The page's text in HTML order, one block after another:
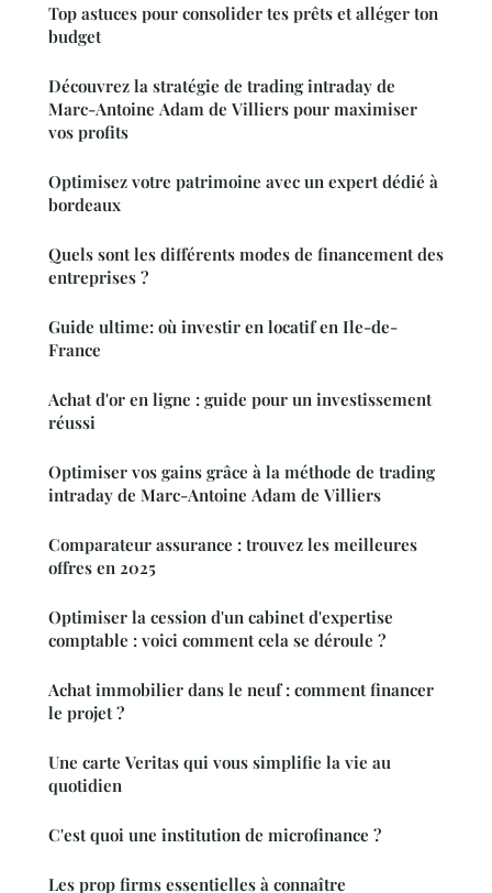
Top astuces pour consolider tes prêts et alléger ton
budget
Découvrez la stratégie de trading intraday de
Marc-Antoine Adam de Villiers pour maximiser
vos profits
Optimisez votre patrimoine avec un expert dédié à
bordeaux
Quels sont les différents modes de financement des
entreprises ?
Guide ultime: où investir en locatif en Ile-de-
France
Achat d'or en ligne : guide pour un investissement
réussi
Optimiser vos gains grâce à la méthode de trading
intraday de Marc-Antoine Adam de Villiers
Comparateur assurance : trouvez les meilleures
offres en 2025
Optimiser la cession d'un cabinet d'expertise
comptable : voici comment cela se déroule ?
Achat immobilier dans le neuf : comment financer
le projet ?
Une carte Veritas qui vous simplifie la vie au
quotidien
C'est quoi une institution de microfinance ?
Les prop firms essentielles à connaître